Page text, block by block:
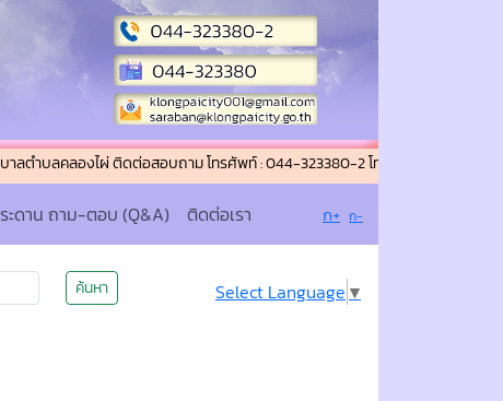
องไผ่ ติดต่อสอบถาม โทรศัพท์ : 044-323380-2 โทรสาร (แฟกซ์) : 044-323380
ะดาน ถาม-ตอบ (Q&A) ติดต่อเรา ก+ ก-
ค้นหา Select Language ▼